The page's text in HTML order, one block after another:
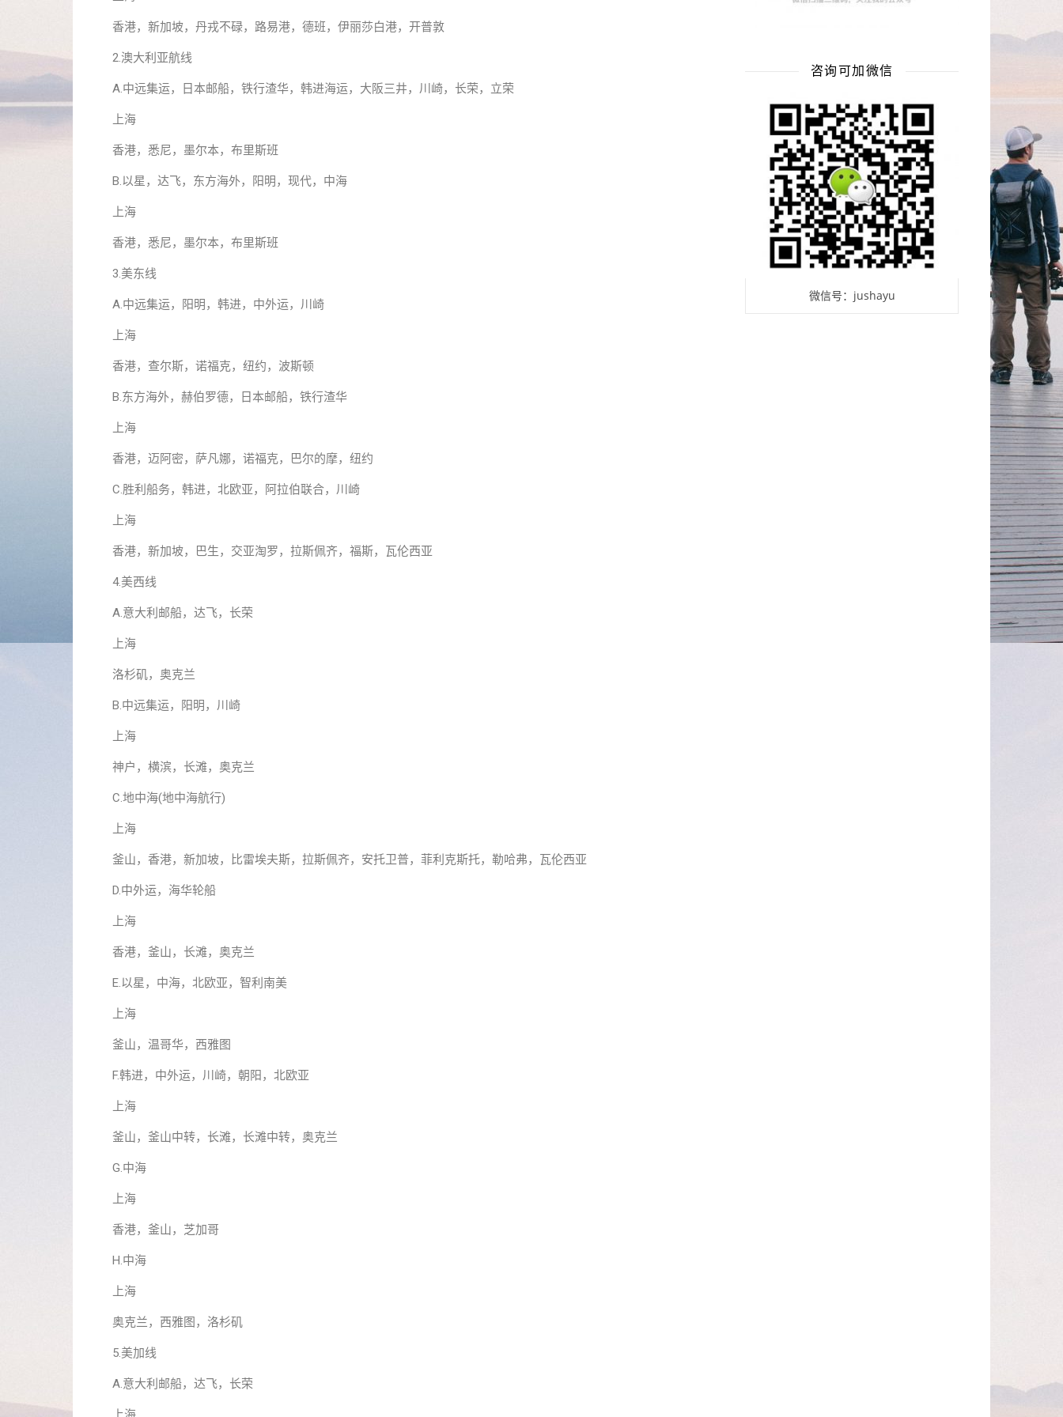
香港，新加坡，丹戎不碌，路易港，德班，伊丽莎白港，开普敦
2.澳大利亚航线
A.中远集运，日本邮船，铁行渣华，韩进海运，大阪三井，川崎，长荣，立荣
上海
香港，悉尼，墨尔本，布里斯班
B.以星，达飞，东方海外，阳明，现代，中海
上海
香港，悉尼，墨尔本，布里斯班
3.美东线
A.中远集运，阳明，韩进，中外运，川崎
上海
香港，查尔斯，诺福克，纽约，波斯顿
B.东方海外，赫伯罗德，日本邮船，铁行渣华
上海
香港，迈阿密，萨凡娜，诺福克，巴尔的摩，纽约
C.胜利船务，韩进，北欧亚，阿拉伯联合，川崎
上海
香港，新加坡，巴生，交亚淘罗，拉斯佩齐，福斯，瓦伦西亚
4.美西线
A.意大利邮船，达飞，长荣
上海
洛杉矶，奥克兰
B.中远集运，阳明，川崎
上海
神户，横滨，长滩，奥克兰
C.地中海(地中海航行)
上海
釜山，香港，新加坡，比雷埃夫斯，拉斯佩齐，安托卫普，菲利克斯托，勒哈弗，瓦伦西亚
D.中外运，海华轮船
上海
香港，釜山，长滩，奥克兰
E.以星，中海，北欧亚，智利南美
上海
釜山，温哥华，西雅图
F.韩进，中外运，川崎，朝阳，北欧亚
上海
釜山，釜山中转，长滩，长滩中转，奥克兰
G.中海
上海
香港，釜山，芝加哥
H.中海
上海
奥克兰，西雅图，洛杉矶
5.美加线
A.意大利邮船，达飞，长荣
咨询可加微信
微信号：jushayu